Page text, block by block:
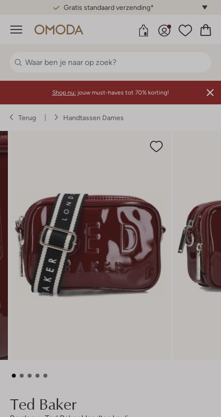
Gratis standaard verzending*
Menu
Shop nu: jouw must-haves tot 70% korting!
Terug Handtassen Dames
Ted Baker